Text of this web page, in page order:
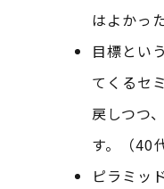
はよかっ
目標とい
てくるセ
戻しつつ
す。（40
ピラミッ